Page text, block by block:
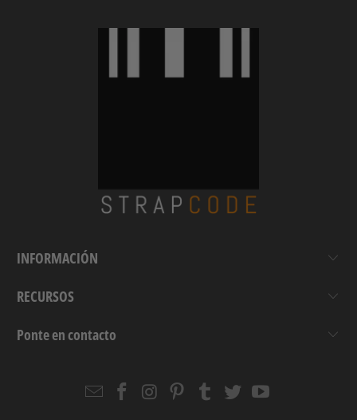
INFORMACIÓN
RECURSOS
Ponte en contacto
EmailStrapcode
Strapcode
Strapcode
Strapcode
Strapcode